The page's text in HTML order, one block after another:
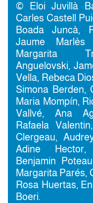
© Eloi Juvillà
Carles Castell
Boada Juncà,
Jaume Marlès
Margarita
Anguelovski,
Vella, Rebeca
Simona Berden,
Maria Mompín,
Vallvé, Ana
Rafaela
Clergeau,
Adine Hector,
Benjamin
Margarita Parés,
Rosa Huertas,
Boeri.